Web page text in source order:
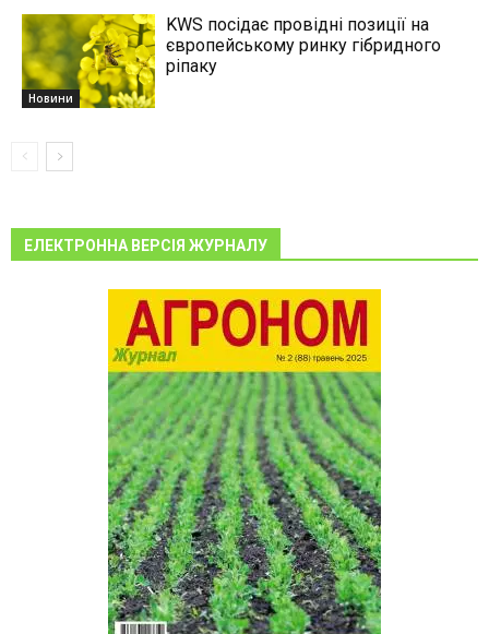
Новини
KWS посідає провідні позиції на
європейському ринку гібридного
ріпаку
ЕЛЕКТРОННА ВЕРСІЯ ЖУРНАЛУ